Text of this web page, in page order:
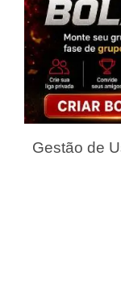
Gestão de